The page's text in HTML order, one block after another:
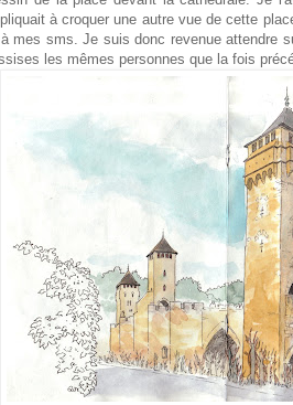
à croquer une autre vue de cette
mes sms. Je suis donc revenue attendre
les mêmes personnes que la fois